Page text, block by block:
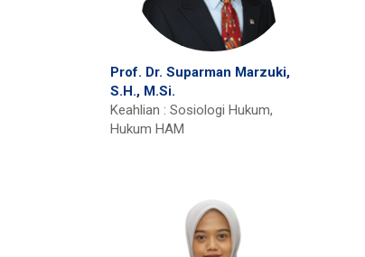
Prof. Dr. Suparman Marzuki,
S.H., M.Si.
Keahlian : Sosiologi Hukum,
Hukum HAM